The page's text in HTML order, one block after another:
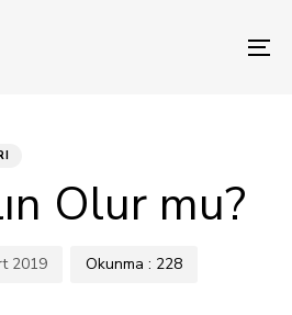
Olur mu?
2019 Okunma : 228